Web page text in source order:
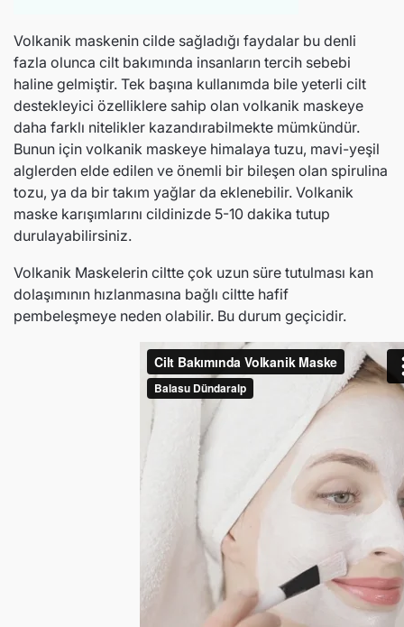
Volkanik maskenin cilde sağladığı faydalar bu denli
fazla olunca cilt bakımında insanların tercih sebebi
haline gelmiştir. Tek başına kullanımda bile yeterli cilt
destekleyici özelliklere sahip olan volkanik maskeye
daha farklı nitelikler kazandırabilmekte mümkündür.
Bunun için volkanik maskeye himalaya tuzu, mavi-yeşil
alglerden elde edilen ve önemli bir bileşen olan spirulina
tozu, ya da bir takım yağlar da eklenebilir. Volkanik
maske karışımlarını cildinizde 5-10 dakika tutup
durulayabilirsiniz.
Volkanik Maskelerin ciltte çok uzun süre tutulması kan
dolaşımının hızlanmasına bağlı ciltte hafif
pembeleşmeye neden olabilir. Bu durum geçicidir.